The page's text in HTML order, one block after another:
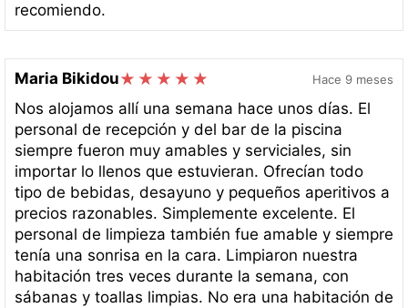
recomiendo.
Maria Bikidou Hace 9 meses
Nos alojamos allí una semana hace unos días. El
personal de recepción y del bar de la piscina
siempre fueron muy amables y serviciales, sin
importar lo llenos que estuvieran. Ofrecían todo
tipo de bebidas, desayuno y pequeños aperitivos a
precios razonables. Simplemente excelente. El
personal de limpieza también fue amable y siempre
tenía una sonrisa en la cara. Limpiaron nuestra
habitación tres veces durante la semana, con
sábanas y toallas limpias. No era una habitación de